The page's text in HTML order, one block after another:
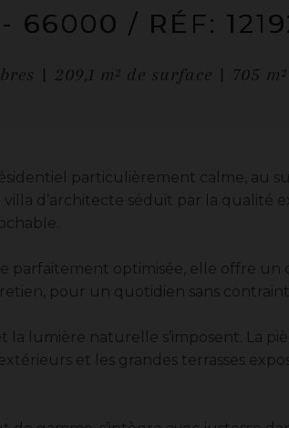
- 66000 / RÉF:
209,1 m² de surface 705
particulièrement calme, au
d’architecte séduit par la qualité
parfaitement optimisée, elle offre un
pour un quotidien sans
la lumière naturelle s’imposent. La
et les grandes terrasses